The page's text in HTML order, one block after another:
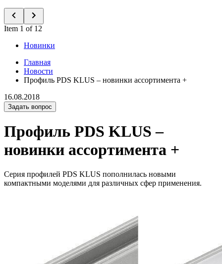
Item 1 of 12
Новинки
Главная
Новости
Профиль PDS KLUS – новинки ассортимента +
16.08.2018
Задать вопрос
Профиль PDS KLUS –
новинки ассортимента +
Cерия профилей PDS KLUS пополнилась новыми
компактными моделями для различных сфер применения.